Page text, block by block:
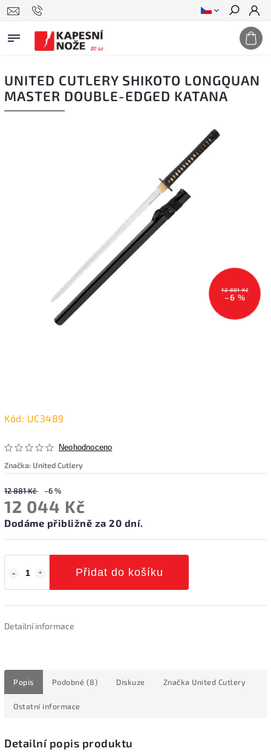
Hledat
UNITED CUTLERY SHIKOTO LONGQUAN
MASTER DOUBLE-EDGED KATANA
12 881 Kč
–6 %
Kód: UC3489
Neohodnoceno
Značka: United Cutlery
12 881 Kč –6 %
12 044 Kč
Dodáme přibližně za 20 dní.
Přidat do košíku
Detailní informace
Popis Podobné (8) Diskuze Značka United Cutlery
Ostatní informace
Detailní popis produktu